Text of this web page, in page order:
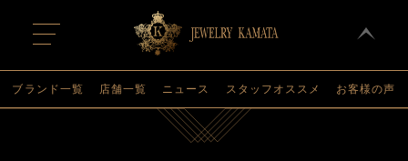
t
o
g
l
n
ブランド一覧 店舗一覧 ニュース スタッフオススメ お客様の声